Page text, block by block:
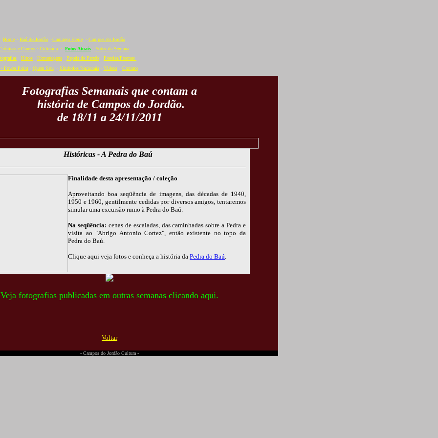
Home · Baú do Jordão · Camargo Freire · Campos do Jordão
e Contos · Culinária · Fotos Atuais · Fotos da Semana
· Hinos · Homenagens · Papéis de Parede · Poesias/Poemas
- Power Point· Quem Sou· Símbolos Nacionais· Vídeos · Contato
Fotografias Semanais que contam a
história de Campos do Jordão.
de 18/11 a 24/11/2011
Históricas - A Pedra do Baú
Finalidade desta apresentação / coleção
Aproveitando boa seqüência de imagens, das décadas de 1940,
1950 e 1960, gentilmente cedidas por diversos amigos, tentaremos
simular uma excursão rumo à Pedra do Baú.
Na seqüência: cenas de escaladas, das caminhadas sobre a Pedra e
visita ao "Abrigo Antonio Cortez", então existente no topo da
Pedra do Baú.
Clique aqui veja fotos e conheça a história da Pedra do Baú.
Veja fotografias publicadas em outras semanas clicando aqui.
Voltar
- Campos do Jordão Cultura -